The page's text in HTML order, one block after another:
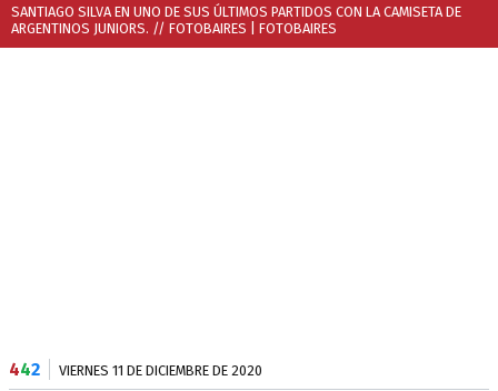
SANTIAGO SILVA EN UNO DE SUS ÚLTIMOS PARTIDOS CON LA CAMISETA DE
ARGENTINOS JUNIORS. // FOTOBAIRES | FOTOBAIRES
442 VIERNES 11 DE DICIEMBRE DE 2020